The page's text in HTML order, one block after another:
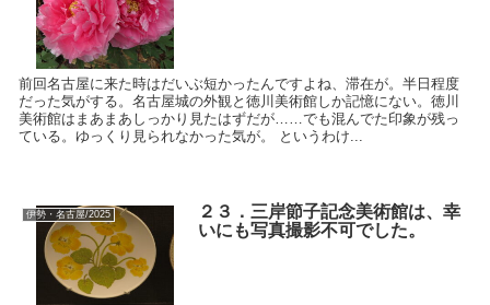
前回名古屋に来た時はだいぶ短かったんですよね、滞在が。半日程度
だった気がする。名古屋城の外観と徳川美術館しか記憶にない。徳川
美術館はまあまあしっかり見たはずだが……でも混んでた印象が残っ
ている。ゆっくり見られなかった気が。 というわけ...
伊勢・名古屋/2025
２３．三岸節子記念美術館は、幸
いにも写真撮影不可でした。